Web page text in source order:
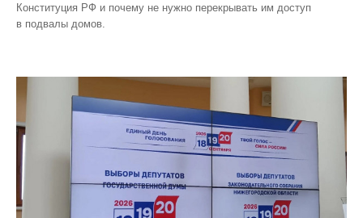
Конституция РФ и почему не нужно перекрывать им доступ
в подвалы домов.